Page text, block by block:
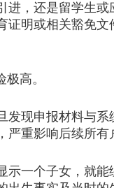
，还是留学生
明或相关豁免
高。
现申报材料与系
重影响后续所有
一个子女，就能